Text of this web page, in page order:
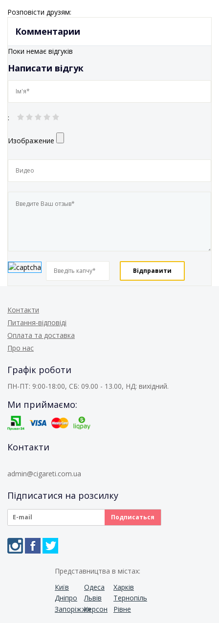
Розповісти друзям:
Комментарии
Поки немає відгуків
Написати відгук
:
Изображение
Контакти
Питання-відповіді
Оплата та доставка
Про нас
Графік роботи
ПН-ПТ: 9:00-18:00, СБ: 09.00 - 13.00, НД: вихідний.
Ми приймаємо:
Контакти
admin@cigareti.com.ua
Підписатися на розсилку
Представництва в містах:
Київ
Одеса
Харків
Дніпро
Львів
Тернопіль
ЗапоріжжяХерсон Рівне